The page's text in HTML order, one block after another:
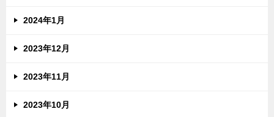
2024年1月
2023年12月
2023年11月
2023年10月